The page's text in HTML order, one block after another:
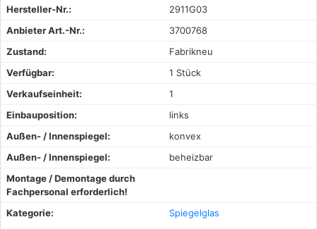
Hersteller-Nr.:
2911G03
Anbieter Art.-Nr.:
3700768
Zustand:
Fabrikneu
Verfügbar:
1 Stück
Verkaufseinheit:
1
Einbauposition:
links
Außen- / Innenspiegel:
konvex
Außen- / Innenspiegel:
beheizbar
Montage / Demontage durch
Fachpersonal erforderlich!
Kategorie:
Spiegelglas